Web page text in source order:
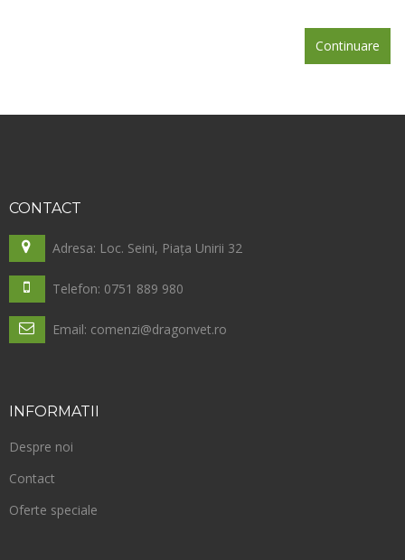
Continuare
CONTACT
Adresa: Loc. Seini, Piața Unirii 32
Telefon: 0751 889 980
Email: comenzi@dragonvet.ro
INFORMATII
Despre noi
Contact
Oferte speciale